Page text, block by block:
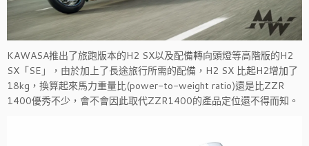
KAWASA推出了旅跑版本的H2 SX以及配備轉向頭燈等高階版的H2
SX「SE」，由於加上了長途旅行所需的配備，H2 SX 比起H2增加了
18kg，換算起來馬力重量比(power-to-weight ratio)還是比ZZR
1400優秀不少，會不會因此取代ZZR1400的產品定位還不得而知。